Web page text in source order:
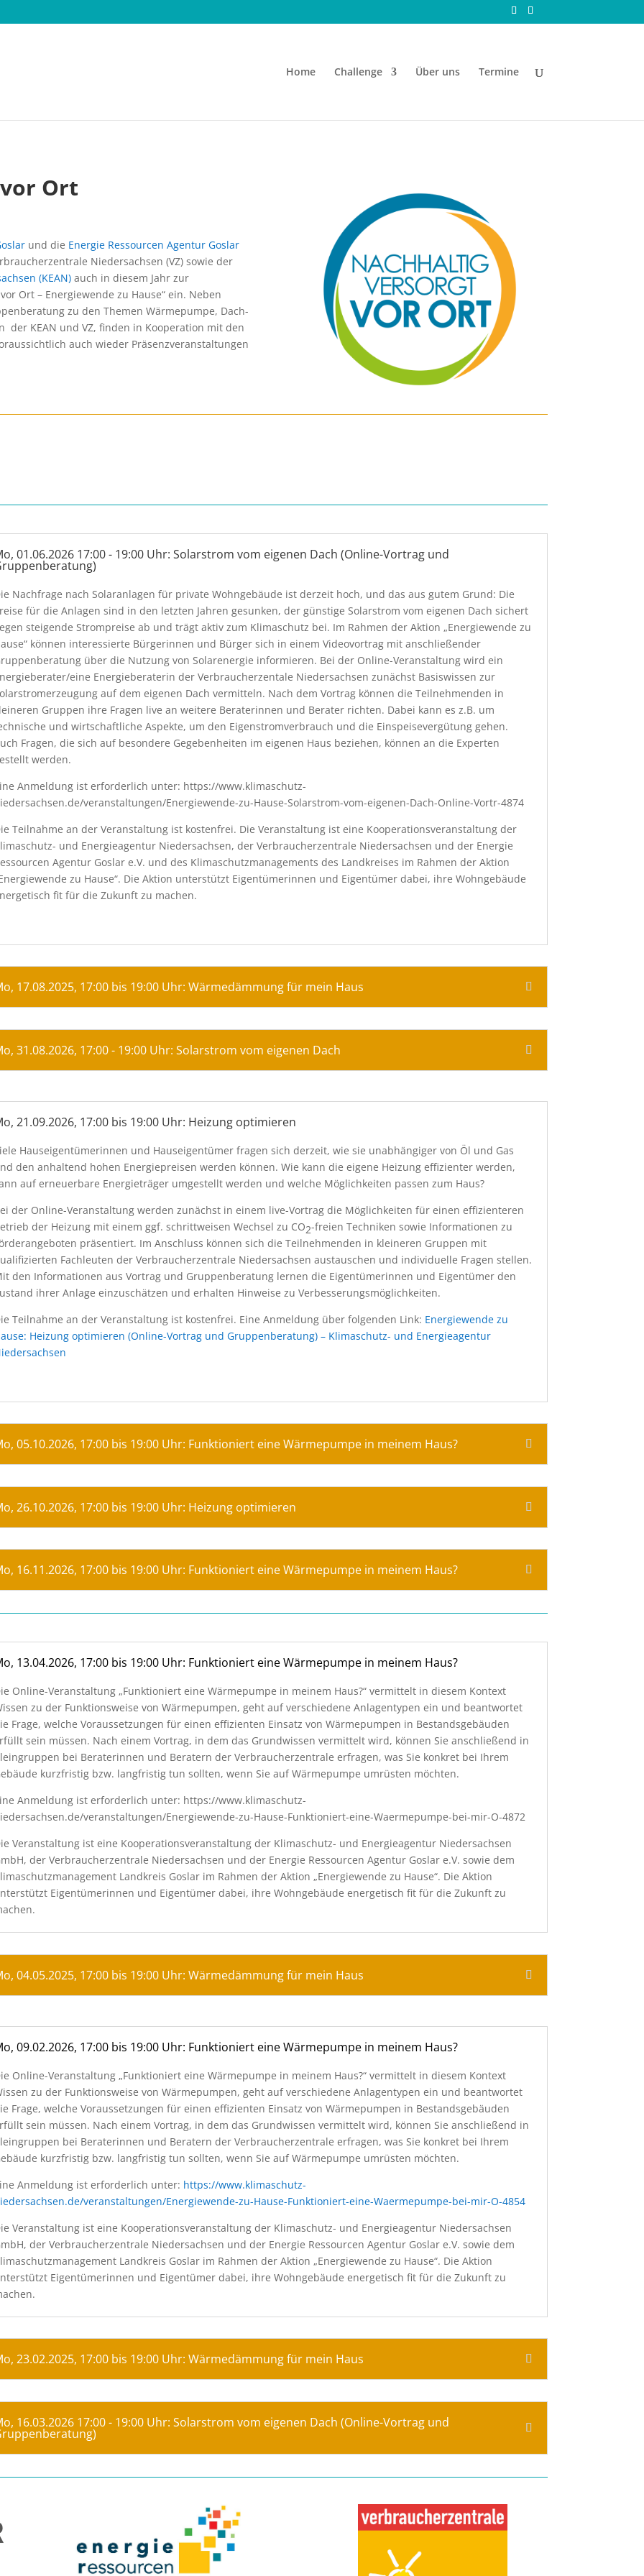
Home Challenge Über uns Termine
Ort
und die Energie Ressourcen Agentur Goslar
Niedersachsen (VZ) sowie der
(KEAN) auch in diesem Jahr zur
Ort – Energiewende zu Hause“ ein. Neben
zu den Themen Wärmepumpe, Dach-
der KEAN und VZ, finden in Kooperation mit den
auch wieder Präsenzveranstaltungen
01.06.2026 17:00 - 19:00 Uhr: Solarstrom vom eigenen Dach (Online-Vortrag und
Nachfrage nach Solaranlagen für private Wohngebäude ist derzeit hoch, und das aus gutem Grund: Die
für die Anlagen sind in den letzten Jahren gesunken, der günstige Solarstrom vom eigenen Dach sichert
steigende Strompreise ab und trägt aktiv zum Klimaschutz bei. Im Rahmen der Aktion „Energiewende zu
können interessierte Bürgerinnen und Bürger sich in einem Videovortrag mit anschließender
über die Nutzung von Solarenergie informieren. Bei der Online-Veranstaltung wird ein
eine Energieberaterin der Verbraucherzentale Niedersachsen zunächst Basiswissen zur
auf dem eigenen Dach vermitteln. Nach dem Vortrag können die Teilnehmenden in
Gruppen ihre Fragen live an weitere Beraterinnen und Berater richten. Dabei kann es z.B. um
und wirtschaftliche Aspekte, um den Eigenstromverbrauch und die Einspeisevergütung gehen.
Fragen, die sich auf besondere Gegebenheiten im eigenen Haus beziehen, können an die Experten
werden.
Anmeldung ist erforderlich unter: https://www.klimaschutz-
veranstaltungen/Energiewende-zu-Hause-Solarstrom-vom-eigenen-Dach-Online-Vortr-4874
Teilnahme an der Veranstaltung ist kostenfrei. Die Veranstaltung ist eine Kooperationsveranstaltung der
und Energieagentur Niedersachsen, der Verbraucherzentrale Niedersachsen und der Energie
Agentur Goslar e.V. und des Klimaschutzmanagements des Landkreises im Rahmen der Aktion
zu Hause“. Die Aktion unterstützt Eigentümerinnen und Eigentümer dabei, ihre Wohngebäude
fit für die Zukunft zu machen.
17.08.2025, 17:00 bis 19:00 Uhr: Wärmedämmung für mein Haus
31.08.2026, 17:00 - 19:00 Uhr: Solarstrom vom eigenen Dach
21.09.2026, 17:00 bis 19:00 Uhr: Heizung optimieren
Hauseigentümerinnen und Hauseigentümer fragen sich derzeit, wie sie unabhängiger von Öl und Gas
den anhaltend hohen Energiepreisen werden können. Wie kann die eigene Heizung effizienter werden,
auf erneuerbare Energieträger umgestellt werden und welche Möglichkeiten passen zum Haus?
der Online-Veranstaltung werden zunächst in einem live-Vortrag die Möglichkeiten für einen effizienteren
der Heizung mit einem ggf. schrittweisen Wechsel zu CO2-freien Techniken sowie Informationen zu
präsentiert. Im Anschluss können sich die Teilnehmenden in kleineren Gruppen mit
Fachleuten der Verbraucherzentrale Niedersachsen austauschen und individuelle Fragen stellen.
den Informationen aus Vortrag und Gruppenberatung lernen die Eigentümerinnen und Eigentümer den
ihrer Anlage einzuschätzen und erhalten Hinweise zu Verbesserungsmöglichkeiten.
Teilnahme an der Veranstaltung ist kostenfrei. Eine Anmeldung über folgenden Link: Energiewende zu
Heizung optimieren (Online-Vortrag und Gruppenberatung) – Klimaschutz- und Energieagentur
05.10.2026, 17:00 bis 19:00 Uhr: Funktioniert eine Wärmepumpe in meinem Haus?
26.10.2026, 17:00 bis 19:00 Uhr: Heizung optimieren
16.11.2026, 17:00 bis 19:00 Uhr: Funktioniert eine Wärmepumpe in meinem Haus?
13.04.2026, 17:00 bis 19:00 Uhr: Funktioniert eine Wärmepumpe in meinem Haus?
Online-Veranstaltung „Funktioniert eine Wärmepumpe in meinem Haus?“ vermittelt in diesem Kontext
zu der Funktionsweise von Wärmepumpen, geht auf verschiedene Anlagentypen ein und beantwortet
Frage, welche Voraussetzungen für einen effizienten Einsatz von Wärmepumpen in Bestandsgebäuden
sein müssen. Nach einem Vortrag, in dem das Grundwissen vermittelt wird, können Sie anschließend in
bei Beraterinnen und Beratern der Verbraucherzentrale erfragen, was Sie konkret bei Ihrem
kurzfristig bzw. langfristig tun sollten, wenn Sie auf Wärmepumpe umrüsten möchten.
Anmeldung ist erforderlich unter: https://www.klimaschutz-
veranstaltungen/Energiewende-zu-Hause-Funktioniert-eine-Waermepumpe-bei-mir-O-4872
Veranstaltung ist eine Kooperationsveranstaltung der Klimaschutz- und Energieagentur Niedersachsen
der Verbraucherzentrale Niedersachsen und der Energie Ressourcen Agentur Goslar e.V. sowie dem
Landkreis Goslar im Rahmen der Aktion „Energiewende zu Hause“. Die Aktion
Eigentümerinnen und Eigentümer dabei, ihre Wohngebäude energetisch fit für die Zukunft zu
04.05.2025, 17:00 bis 19:00 Uhr: Wärmedämmung für mein Haus
09.02.2026, 17:00 bis 19:00 Uhr: Funktioniert eine Wärmepumpe in meinem Haus?
Online-Veranstaltung „Funktioniert eine Wärmepumpe in meinem Haus?“ vermittelt in diesem Kontext
zu der Funktionsweise von Wärmepumpen, geht auf verschiedene Anlagentypen ein und beantwortet
Frage, welche Voraussetzungen für einen effizienten Einsatz von Wärmepumpen in Bestandsgebäuden
sein müssen. Nach einem Vortrag, in dem das Grundwissen vermittelt wird, können Sie anschließend in
bei Beraterinnen und Beratern der Verbraucherzentrale erfragen, was Sie konkret bei Ihrem
kurzfristig bzw. langfristig tun sollten, wenn Sie auf Wärmepumpe umrüsten möchten.
Anmeldung ist erforderlich unter: https://www.klimaschutz-
veranstaltungen/Energiewende-zu-Hause-Funktioniert-eine-Waermepumpe-bei-mir-O-4854
Veranstaltung ist eine Kooperationsveranstaltung der Klimaschutz- und Energieagentur Niedersachsen
der Verbraucherzentrale Niedersachsen und der Energie Ressourcen Agentur Goslar e.V. sowie dem
Landkreis Goslar im Rahmen der Aktion „Energiewende zu Hause“. Die Aktion
Eigentümerinnen und Eigentümer dabei, ihre Wohngebäude energetisch fit für die Zukunft zu
23.02.2025, 17:00 bis 19:00 Uhr: Wärmedämmung für mein Haus
16.03.2026 17:00 - 19:00 Uhr: Solarstrom vom eigenen Dach (Online-Vortrag und